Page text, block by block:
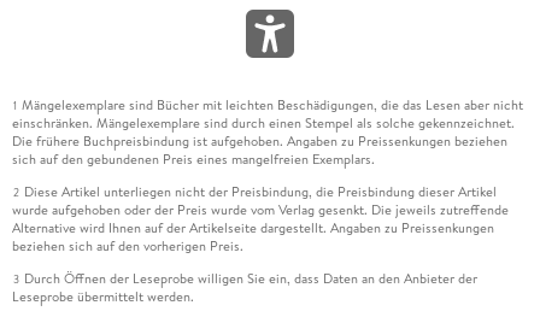
1 Mängelexemplare sind Bücher mit leichten Beschädigungen, die das Lesen aber nicht
einschränken. Mängelexemplare sind durch einen Stempel als solche gekennzeichnet.
Die frühere Buchpreisbindung ist aufgehoben. Angaben zu Preissenkungen beziehen
sich auf den gebundenen Preis eines mangelfreien Exemplars.
2 Diese Artikel unterliegen nicht der Preisbindung, die Preisbindung dieser Artikel
wurde aufgehoben oder der Preis wurde vom Verlag gesenkt. Die jeweils zutreffende
Alternative wird Ihnen auf der Artikelseite dargestellt. Angaben zu Preissenkungen
beziehen sich auf den vorherigen Preis.
3 Durch Öffnen der Leseprobe willigen Sie ein, dass Daten an den Anbieter der
Leseprobe übermittelt werden.